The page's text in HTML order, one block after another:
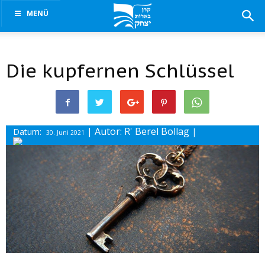
MENÜ
Die kupfernen Schlüssel
Datum: 30. Juni 2021 | Autor: R' Berel Bollag |
Drucke diesen Beitrag